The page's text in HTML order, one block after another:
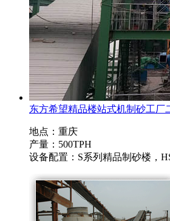
东方希望精品楼站式机制砂工厂
地点：重庆
产量：500TPH
设备配置：S系列精品制砂楼，